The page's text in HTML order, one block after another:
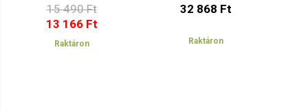
15 490 Ft
13 166 Ft
Raktáron
32 868 Ft
Raktáron